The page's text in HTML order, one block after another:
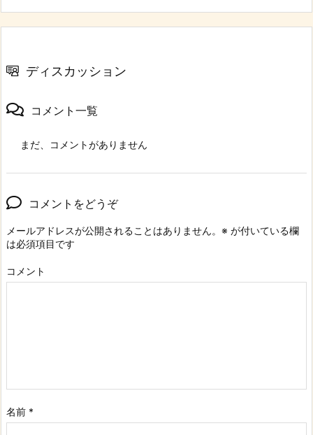
ディスカッション
コメント一覧
まだ、コメントがありません
コメントをどうぞ
メールアドレスが公開されることはありません。 ※ が付いている欄
は必須項目です
コメント
名前 *